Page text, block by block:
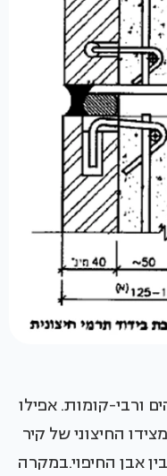
ורבי-קומות. אפילו
החיצוני של קיר
אבן החיפוי.במקרה